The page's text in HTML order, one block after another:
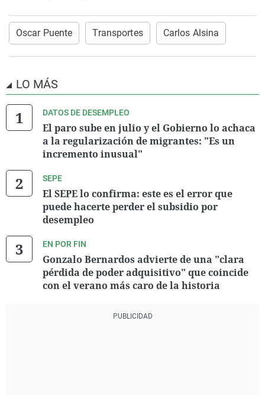
Oscar Puente Transportes Carlos Alsina
LO MÁS
DATOS DE DESEMPLEO
El paro sube en julio y el Gobierno lo achaca
a la regularización de migrantes: "Es un
incremento inusual"
SEPE
El SEPE lo confirma: este es el error que
puede hacerte perder el subsidio por
desempleo
EN POR FIN
Gonzalo Bernardos advierte de una "clara
pérdida de poder adquisitivo" que coincide
con el verano más caro de la historia